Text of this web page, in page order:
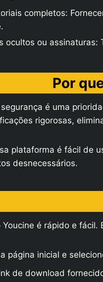
completos:
ocultos ou
Por
é uma
rigorosas,
plataforma é fácil de
desnecessários.
Youcine é rápido e fácil.
página inicial e
de download